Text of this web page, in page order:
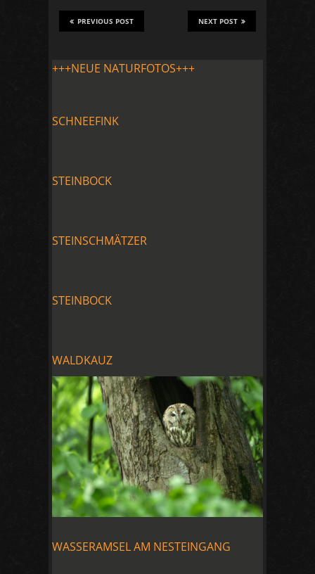
NEXT POST
PREVIOUS POST
+++NEUE NATURFOTOS+++
SCHNEEFINK
STEINBOCK
STEINSCHMÄTZER
STEINBOCK
WALDKAUZ
WASSERAMSEL AM NESTEINGANG